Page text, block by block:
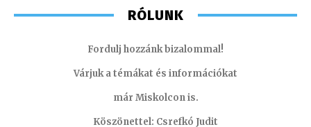
RÓLUNK
Fordulj hozzánk bizalommal!
Várjuk a témákat és információkat
már Miskolcon is.
Köszönettel: Csrefkó Judit